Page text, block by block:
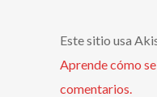
Este sitio usa
Aprende cómo
comentarios.